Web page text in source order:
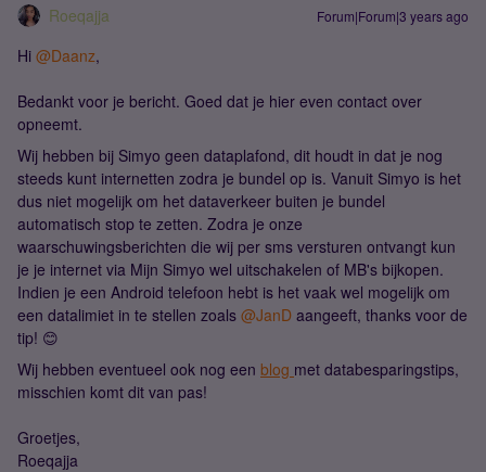
Roeqajja Forum|Forum|3 years ago
Hi @Daanz,
Bedankt voor je bericht. Goed dat je hier even contact over
opneemt.
Wij hebben bij Simyo geen dataplafond, dit houdt in dat je nog
steeds kunt internetten zodra je bundel op is. Vanuit Simyo is het
dus niet mogelijk om het dataverkeer buiten je bundel
automatisch stop te zetten. Zodra je onze
waarschuwingsberichten die wij per sms versturen ontvangt kun
je je internet via Mijn Simyo wel uitschakelen of MB's bijkopen.
Indien je een Android telefoon hebt is het vaak wel mogelijk om
een datalimiet in te stellen zoals @JanD aangeeft, thanks voor de
tip! 😊
Wij hebben eventueel ook nog een blog met databesparingstips,
misschien komt dit van pas!
Groetjes,
Roeqajja